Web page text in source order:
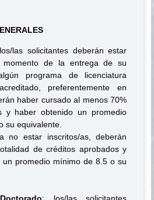
las solicitantes deberán estar
momento de la entrega de su
programa de licenciatura
preferentemente en
haber cursado al menos 70%
y haber obtenido un promedio
su equivalente.
no estar inscritos/as, deberán
de créditos aprobados y
un promedio mínimo de 8.5 o su